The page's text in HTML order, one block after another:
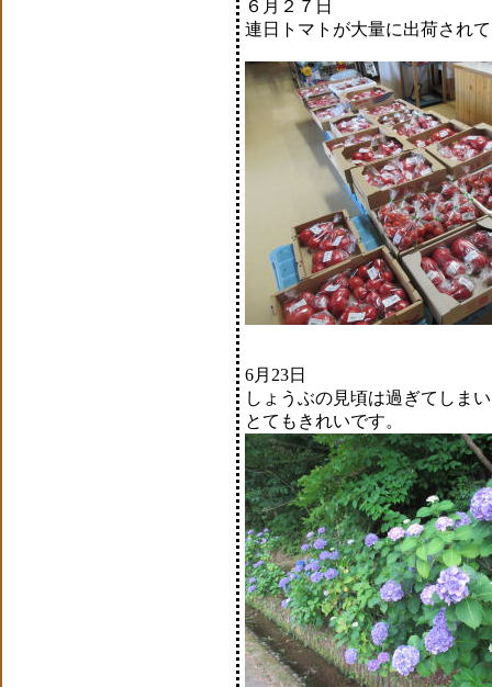
６月２７日
連日トマトが大量に出荷され
6月23日
しょうぶの見頃は過ぎてしま
とてもきれいです。